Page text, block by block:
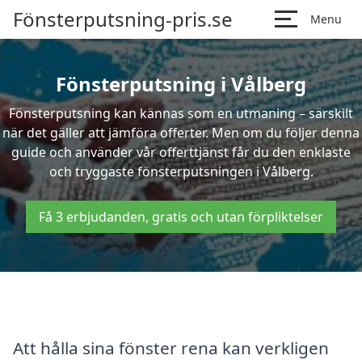
Fönsterputsning-pris.se Menu
Fönsterputsning i Vålberg
Fönsterputsning kan kännas som en utmaning – särskilt
när det gäller att jämföra offerter. Men om du följer denna
guide och använder vår offerttjänst får du den enklaste
och tryggaste fönsterputsningen i Vålberg.
Få 3 erbjudanden, gratis och utan förpliktelser
Att hålla sina fönster rena kan verkligen